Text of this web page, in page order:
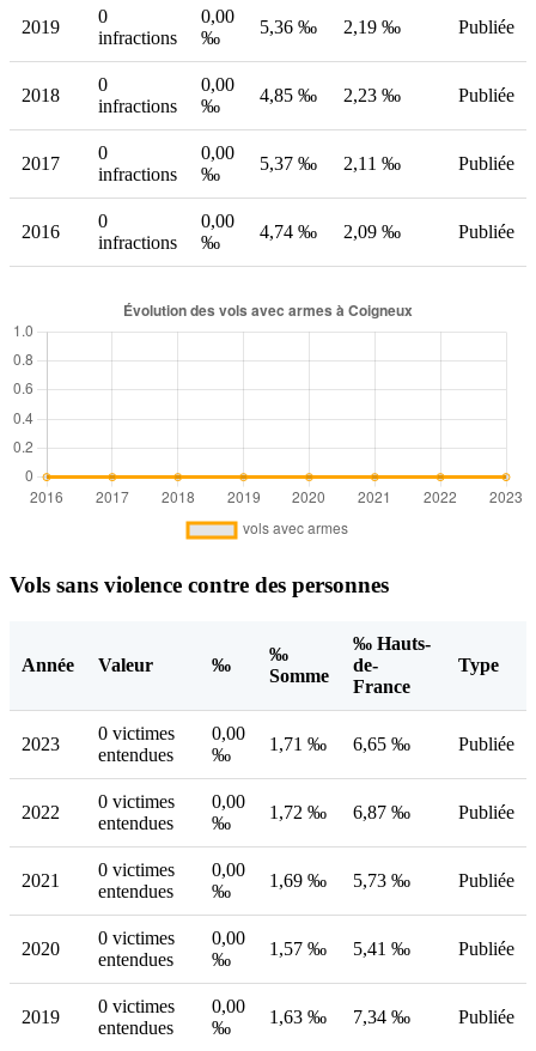
2019
0
infractions
0,00
‰
5,36 ‰ 2,19 ‰ Publiée
2018
0
infractions
0,00
‰
4,85 ‰ 2,23 ‰ Publiée
2017
0
infractions
0,00
‰
5,37 ‰ 2,11 ‰ Publiée
2016
0
infractions
0,00
‰
4,74 ‰ 2,09 ‰ Publiée
Vols sans violence contre des personnes
Année Valeur ‰
‰
Somme
‰ Hauts-
de-
France
Type
2023
0 victimes
entendues
0,00
‰
1,71 ‰ 6,65 ‰ Publiée
2022
0 victimes
entendues
0,00
‰
1,72 ‰ 6,87 ‰ Publiée
2021
0 victimes
entendues
0,00
‰
1,69 ‰ 5,73 ‰ Publiée
2020
0 victimes
entendues
0,00
‰
1,57 ‰ 5,41 ‰ Publiée
2019
0 victimes
entendues
0,00
‰
1,63 ‰ 7,34 ‰ Publiée